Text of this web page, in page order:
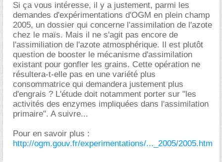
Si ça vous intéresse, il y a justement, parmi les
demandes d'expérimentations d'OGM en plein champ
2005, un dossier qui concerne l'assimilation de l'azote
chez le maïs. Mais il ne s'agit pas encore de
l'assimiliation de l'azote atmosphérique. Il est plutôt
question de booster le mécanisme d'assimilation
existant pour gonfler les grains. Cette opération ne
résultera-t-elle pas en une variété plus
consommatrice qui demandera justement plus
d'engrais ? L'étude doit notamment porter sur "les
activités des enzymes impliquées dans l'assimilation
primaire". A suivre...
Pour en savoir plus :
http://ogm.gouv.fr/experimentations/..._2005/2005.htm